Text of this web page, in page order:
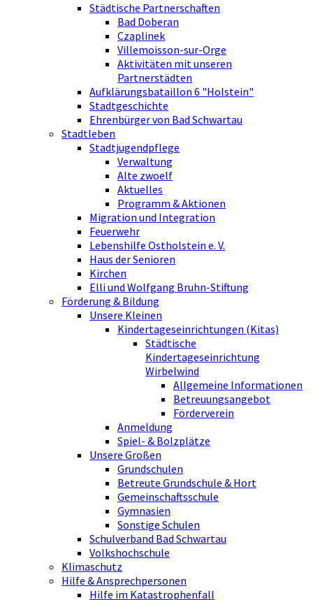
Städtische Partnerschaften
Bad Doberan
Czaplinek
Villemoisson-sur-Orge
Aktivitäten mit unseren
Partnerstädten
Aufklärungsbataillon 6 "Holstein"
Stadtgeschichte
Ehrenbürger von Bad Schwartau
Stadtleben
Stadtjugendpflege
Verwaltung
Alte zwoelf
Aktuelles
Programm & Aktionen
Migration und Integration
Feuerwehr
Lebenshilfe Ostholstein e. V.
Haus der Senioren
Kirchen
Elli und Wolfgang Bruhn-Stiftung
Förderung & Bildung
Unsere Kleinen
Kindertageseinrichtungen (Kitas)
Städtische
Kindertageseinrichtung
Wirbelwind
Allgemeine Informationen
Betreuungsangebot
Förderverein
Anmeldung
Spiel- & Bolzplätze
Unsere Großen
Grundschulen
Betreute Grundschule & Hort
Gemeinschaftsschule
Gymnasien
Sonstige Schulen
Schulverband Bad Schwartau
Volkshochschule
Klimaschutz
Hilfe & Ansprechpersonen
Hilfe im Katastrophenfall